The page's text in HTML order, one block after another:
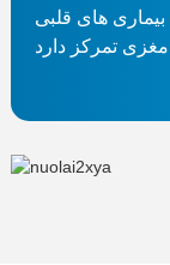
بیماری های قلبی